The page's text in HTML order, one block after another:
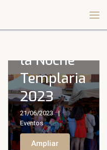
Actividades
la Noche
Templaria
2023
21/06/2023
Eventos
Ampliar